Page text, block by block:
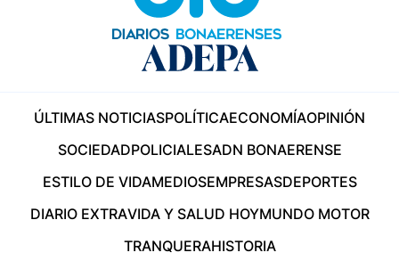
ÚLTIMAS NOTICIASPOLÍTICAECONOMÍAOPINIÓN
SOCIEDADPOLICIALESADN BONAERENSE
ESTILO DE VIDAMEDIOSEMPRESASDEPORTES
DIARIO EXTRAVIDA Y SALUD HOYMUNDO MOTOR
TRANQUERAHISTORIA